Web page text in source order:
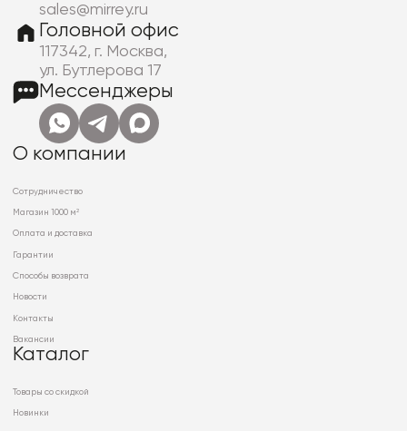
sales@mirrey.ru
Головной офис
117342, г. Москва,
ул. Бутлерова 17
Мессенджеры
О компании
Сотрудничество
Магазин 1000 м²
Оплата и доставка
Гарантии
Способы возврата
Новости
Контакты
Вакансии
Каталог
Товары со скидкой
Новинки